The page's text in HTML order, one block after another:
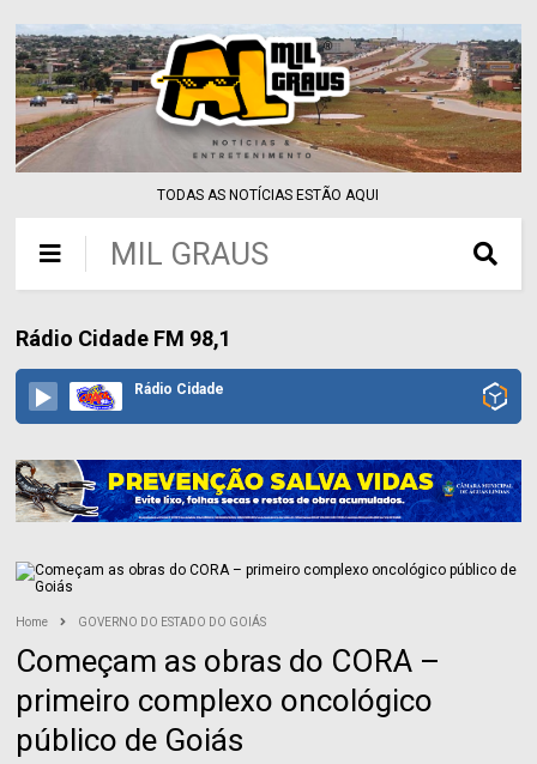
TODAS AS NOTÍCIAS ESTÃO AQUI
MIL GRAUS
Rádio Cidade FM 98,1
Rádio Cidade
Home GOVERNO DO ESTADO DO GOIÁS
Começam as obras do CORA –
primeiro complexo oncológico
público de Goiás